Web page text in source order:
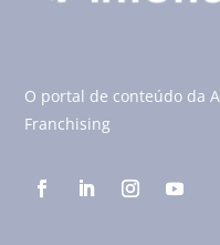
O portal de conteúdo da
Franchising